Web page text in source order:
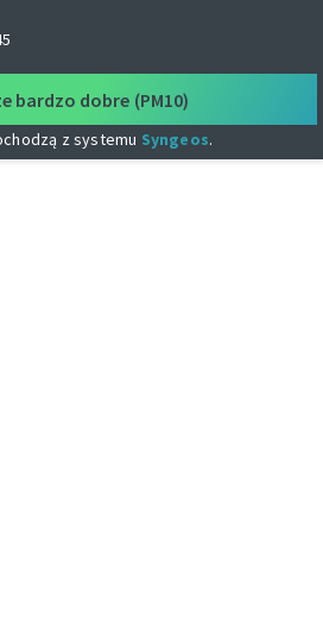
bardzo dobre (PM10)
z systemu Syngeos.